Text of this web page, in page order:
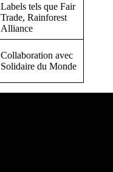
Labels tels que Fair
Trade, Rainforest
Alliance
Collaboration avec
Solidaire du Monde